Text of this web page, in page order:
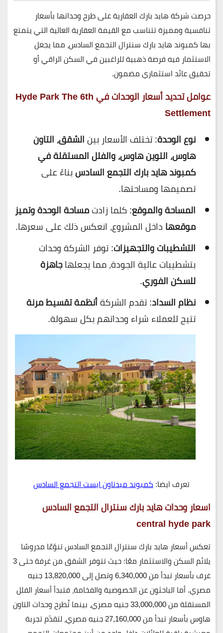
حرصتشركة هايد بارك العقاريةعلى طرح وحداتها بأسعار
تنافسية ومميزةتتناسب مع القيمة العقارية العالية التي يتمتع
بها كمبوند هايد بارك سنترال التجمع السادس، مما يجعل
الاستثمار فيه فرصة ذهبية للراغبين في السكن الراقي أو
تحقيق عائد استثماري مضمون.
عوامل تحديد أسعار الوحدات في Hyde Park The 6th
Settlement
نوع الوحدة: تختلف الأسعار بينالشقق، التاون
هاوس، التوين هاوس، والفلل المستقلة في
كمبوند هايد بارك التجمع السادسبناءً على
تصميمها ومساحتها.
المساحة والموقع: كلما زادتمساحة الوحدة وتميز
موقعها داخل المشروع، انعكس ذلك على سعرها.
التشطيبات والتجهيزات: توفر الشركة وحدات
بتشطيبات عالية الجودة، مما يجعلهاجاهزة
للسكن الفوري.
نظام السداد: تقدم الشركةأنظمة تقسيط مرنة
تتيح للعملاء شراء وحداتهم بكل سهولة.
تعرف ايضا:كمبوند ميدتاون ايست التجمع السادس
اسعار وحدات هايد بارك سنترال التجمع السادس
central hyde park
تعكس أسعار هايد بارك سنترال التجمع السادستنوّعًا مدروسًا
يلائم السكن والاستثمار معًا؛ حيث تتوفر الشقق من غرفة حتى 3
غرف بأسعار تبدأ من6,340,000وتصل إلى
13,820,000 جنيه
مصري. أما الباحثون عن الخصوصية والفخامة، فتبدأ أسعار الفلل
المستقلةمن33,000,000 جنيه مصري ، بينما تُطرحوحدات التاون
هاوسبأسعار تبدأ من27,160,000 جنيه مصري
، لتقدّم تجربة